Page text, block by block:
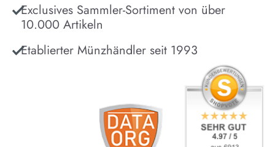
Exclusives Sammler-Sortiment von über
10.000 Artikeln
Etablierter Münzhändler seit 1993